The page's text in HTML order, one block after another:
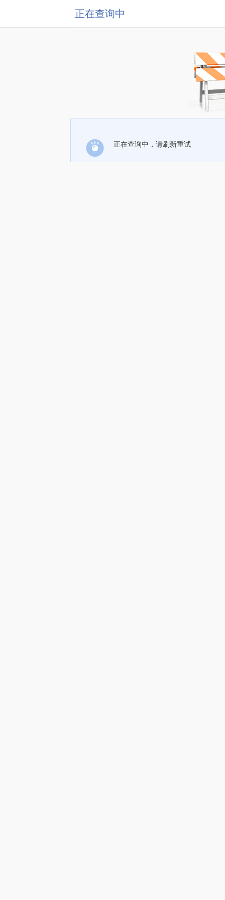
正在查询中
正在查询中，请刷新重试